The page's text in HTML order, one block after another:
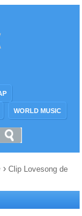
WORLD MUSIC
› Clip Lovesong de